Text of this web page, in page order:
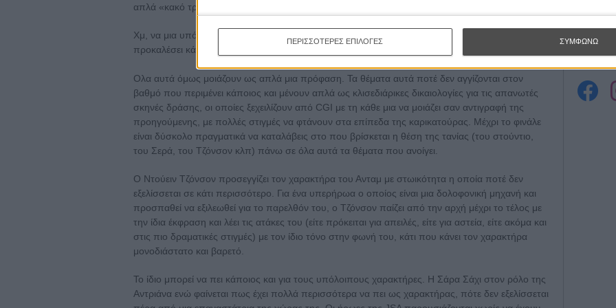
ΠΕΡΙΣΣΟΤΕΡΕΣ ΕΠΙΛΟΓΕΣ ΣΥΜΦΩΝΩ
απλά «κακό τρομοκράτη».
Χμ, να μια υπόθεση που ακούγεται πραγματικά αρκετά ενδιαφέρον και σίγουρα θα μπορούσε να
προκαλέσει κάποιες συζητήσεις.
Ολα αυτά όμως μοιάζουν ως απλά μια πρόφαση. Τα θέματα αυτά ποτέ δεν αγγίζονται στον
βαθμό που περιμένει κάποιος και μένουν απλά ως κλισεδιάρικες δικαιολογίες για τις απανωτές
σκηνές δράσης, οι οποίες ξεχειλίζουν από CGI με τη κάθε μια να μοιάζει σαν αντιγραφή της
προηγούμενης, με πολλές στιγμές να φτάνουν στα επίπεδα της καρικατούρας. Μέχρι το φινάλε
είναι δύσκολο πραγματικά να καταλάβεις στο που βρίσκεται η θέση της τανίας (του στούντιο,
του Σερά, του Τζόνσον κλπ) πάνω σε όλα αυτά τα θέματα που ανοίγει.
Ο Ντούειν Τζόνσον προσεγγίζει τον χαρακτήρα του Ανταμ με στωικότητα η οποία ποτέ δεν
εξελίσσεται σε κάτι περισσότερο. Για ένα υπερήρωα ο οποίος είναι μια δολοφονική μηχανή και
προσπαθεί να εξιλεωθεί για το παρελθόν του, ο Τζόνσον παίζει από την αρχή μέχρι το τέλος με
την ίδια έκφραση και λέει τις ατάκες του (είτε πρόκειται για απειλές, είτε για αστεία, είτε ακόμα και
στις πιο δραματικές στιγμές) με τον ίδιο τόνο στην φωνή του, κάτι που κάνει τον χαρακτήρα
μονοδιάστατο και βαρετό.
Το ίδιο μπορεί να πει κάποιος και για τους υπόλοιπους χαρακτήρες. Η Σάρα Σάχι στον ρόλο της
Αντριάνα ενώ φαίνεται πως έχει πολλά περισσότερα να πει ως χαρακτήρας, πότε δεν εξελίσσεται